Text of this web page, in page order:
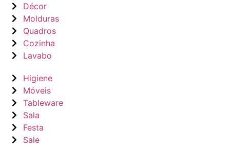
Décor
Molduras
Quadros
Cozinha
Lavabo
Higiene
Móveis
Tableware
Sala
Festa
Sale